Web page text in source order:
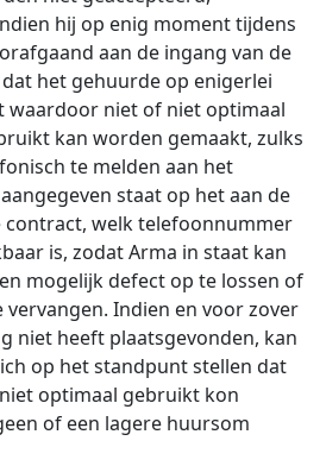
hij op enig moment tijdens
aan de ingang van de
het gehuurde op enigerlei
waardoor niet of niet optimaal
kan worden gemaakt, zulks
te melden aan het
staat op het aan de
welk telefoonnummer
is, zodat Arma in staat kan
mogelijk defect op te lossen of
vervangen. Indien en voor zover
niet heeft plaatsgevonden, kan
op het standpunt stellen dat
optimaal gebruikt kon
of een lagere huursom